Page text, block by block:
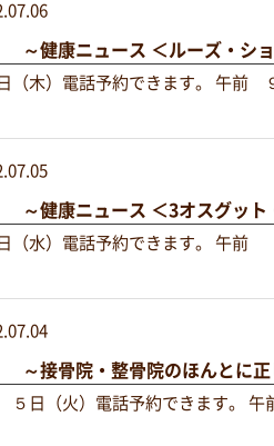
康ニュース ＜ルーズ・シ
（木）電話予約できます。 午前
健康ニュース ＜3オスグット
（水）電話予約できます。 午前
接骨院・整骨院のほんとに正
日（火）電話予約できます。 午